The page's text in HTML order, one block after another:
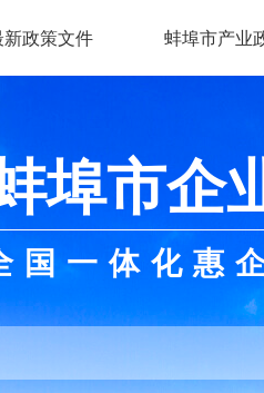
新政策文件 蚌埠市产业
埠市企
国一体化惠